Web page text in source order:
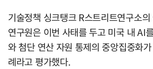
기술정책 싱크탱크 R스트리트연구소
연구원은 이번 사태를 두고 미국 내 AI
와 첨단 연산 자원 통제의 중앙집중화
례라고 평가했다.